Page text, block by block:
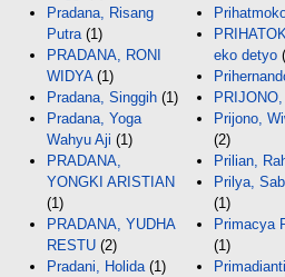
Pradana, Risang
Putra (1)
PRADANA, RONI
WIDYA(1)
Pradana, Singgih (1)
Pradana, Yoga
Wahyu Aji (1)
PRADANA,
YONGKI ARISTIAN
(1)
PRADANA, YUDHA
RESTU (2)
Pradani, Holida (1)
eko detyo
Prijono,
(2)
Prilian,
Prilya,
(1)
Primacya
(1)